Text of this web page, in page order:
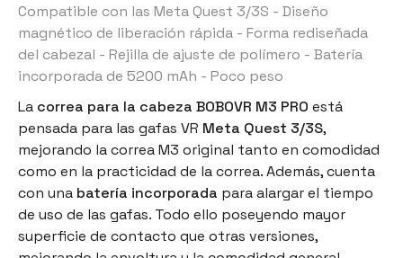
Compatible con las Meta Quest 3/3S - Diseño
magnético de liberación rápida - Forma rediseñada
del cabezal - Rejilla de ajuste de polímero - Batería
incorporada de 5200 mAh - Poco peso
La correa para la cabeza BOBOVR M3 PRO está
pensada para las gafas VR Meta Quest 3/3S,
mejorando la correa M3 original tanto en comodidad
como en la practicidad de la correa. Además, cuenta
con una batería incorporada para alargar el tiempo
de uso de las gafas. Todo ello poseyendo mayor
superficie de contacto que otras versiones,